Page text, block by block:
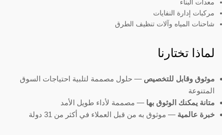
معدات البناء
مركبات إدارة النفايات
شاحنات المياه وآلات تنظيف الطرق
لماذا تختارنا
موثوق وقابل للتخصيص— حلول مصممة لتلبية احتياجات السوق
المتنوعة
متانة يمكنك الوثوق بها— مصممة لأداء طويل الأمد
خبرة عالمية— موثوق به من قبل العملاء في أكثر من 31 دولة